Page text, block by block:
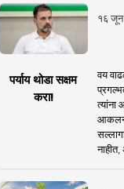
१६
पर्याय थोडा सक्षम
करा!
वय
आकलन
नाहीत,